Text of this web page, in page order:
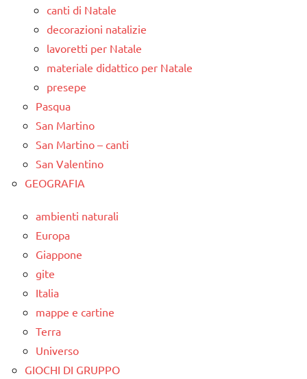
canti di Natale
decorazioni natalizie
lavoretti per Natale
materiale didattico per Natale
presepe
Pasqua
San Martino
San Martino – canti
San Valentino
GEOGRAFIA
ambienti naturali
Europa
Giappone
gite
Italia
mappe e cartine
Terra
Universo
GIOCHI DI GRUPPO